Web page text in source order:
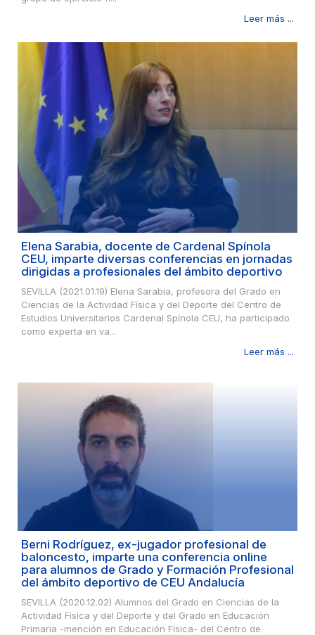
Leer más ...
Elena Sarabia, docente de Cardenal Spínola
CEU, imparte diversas conferencias en jornadas
dirigidas a profesionales del ámbito deportivo
SEVILLA (2021.01.19) Elena Sarabia, profesora del Grado en
Ciencias de la Actividad Física y del Deporte del Centro de
Estudios Universitarios Cardenal Spínola CEU, ha participado
como experta en va...
Leer más ...
Berni Rodríguez, ex-jugador profesional de
baloncesto, imparte una conferencia online
para alumnos de Grado y Formación Profesional
del ámbito deportivo de CEU Andalucía
SEVILLA (2020.12.02) Alumnos del Grado en Ciencias de la
Actividad Física y del Deporte y del Grado en Educación
Primaria -mención en Educación Física- del Centro de